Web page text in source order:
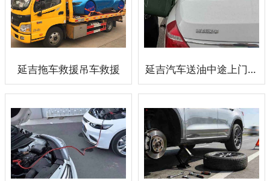
延吉拖车救援吊车救援 延吉汽车送油中途上门送油